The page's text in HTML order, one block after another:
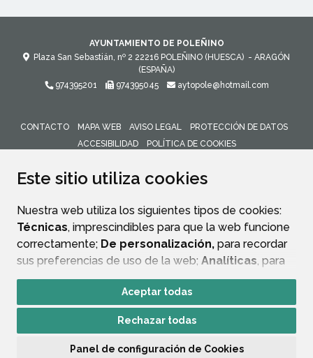
Este sitio utiliza cookies
Nuestra web utiliza los siguientes tipos de cookies:
Técnicas, imprescindibles para que la web funcione
correctamente; De personalización, para recordar
sus preferencias de uso de la web; Analíticas, para
mejorar el funcionamiento de la web y sus servicios.
Si acepta pulsando el botón“Aceptar todas”
consideramos que acepta su uso. Si pulsa el botón
Aceptar todas
Rechazar todas
Panel de configuración de Cookies
AYUNTAMIENTO DE POLEÑINO
Plaza San Sebastián, nº 2 22216 POLEÑINO (HUESCA) - ARAGÓN
(ESPAÑA)
974395201
974395045 aytopole@hotmail.com
CONTACTO MAPA WEB AVISO LEGAL
PROTECCIÓN DE DATOS
ACCESIBILIDAD
POLÍTICA DE COOKIES